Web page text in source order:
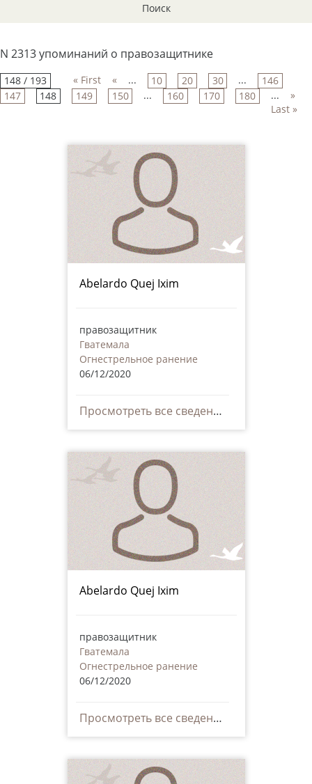
Поиск
N 2313 упоминаний о правозащитнике
148 / 193 « First « ... 10 20 30 ...
146
147
148 149 150 ... 160 170 180 ...
»
Last »
Abelardo Quej Ixim
правозащитник
Гватемала
Огнестрельное ранение
06/12/2020
Просмотреть все сведения
Abelardo Quej Ixim
правозащитник
Гватемала
Огнестрельное ранение
06/12/2020
Просмотреть все сведения